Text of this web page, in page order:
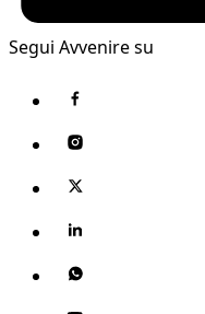
Segui Avvenire su